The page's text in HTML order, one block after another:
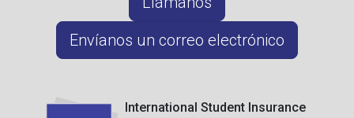
Envíanos un correo electrónico
International Student Insurance